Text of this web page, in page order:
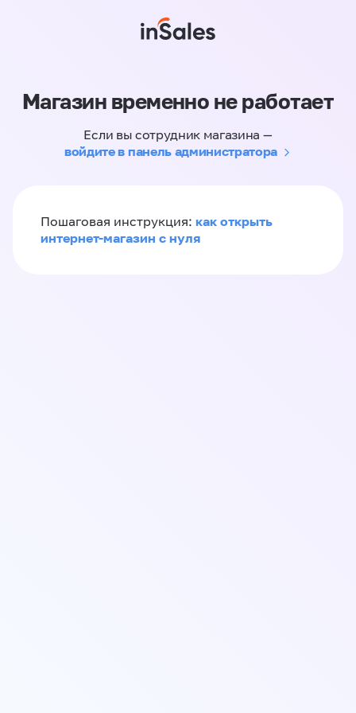
Магазин временно не работает
Если вы сотрудник магазина —
войдите в панель администратора
Пошаговая инструкция: как открыть
интернет-магазин с нуля